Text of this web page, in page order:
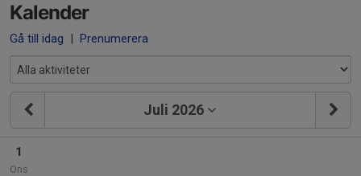
Kalender
Gå till idag | Prenumerera
Juli 2026
1
Ons